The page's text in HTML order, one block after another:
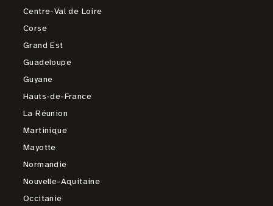
Centre-Val de Loire
Corse
Grand Est
Guadeloupe
Guyane
Hauts-de-France
La Réunion
Martinique
Mayotte
Normandie
Nouvelle-Aquitaine
Occitanie